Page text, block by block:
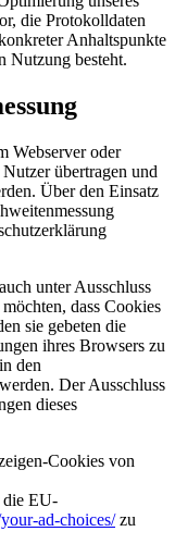
die Protokolldaten
Anhaltspunkte
Nutzung besteht.
Webserver oder
übertragen und
Über den Einsatz
unter Ausschluss
dass Cookies
sie gebeten die
ihres Browsers zu
den
Der Ausschluss
dieses
Cookies von
die EU-
ad-choices/zu